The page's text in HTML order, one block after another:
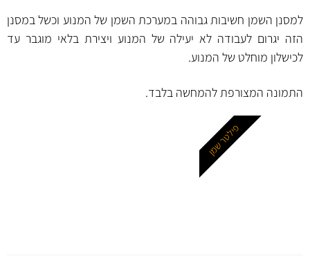
למסנן השמן חשיבות גבוהה במערכת השמן של המנוע וכשל במסנן
הזה יגרום לעבודה לא יעילה של המנוע ויצירת בלאי מוגבר עד
לכישלון מוחלט של המנוע.
התמונה המצורפת להמחשה בלבד.
פילטר שמן